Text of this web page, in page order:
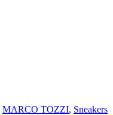
MARCO TOZZI, Sneakers